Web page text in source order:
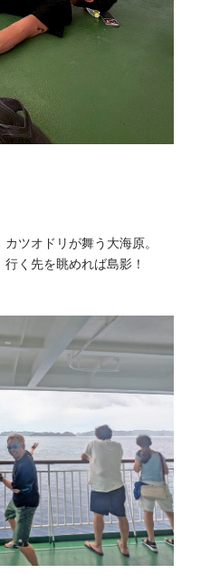
ツオドリが舞う大海原。
く先を眺めれば島影！